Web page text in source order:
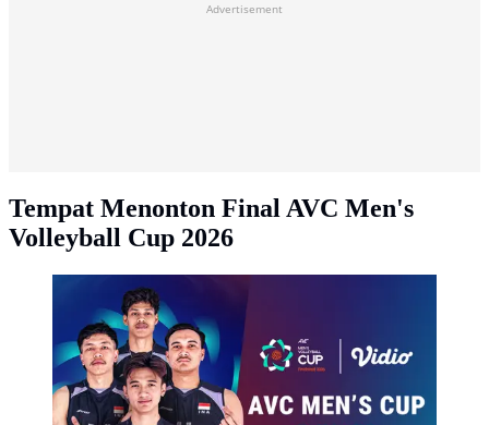
Advertisement
Tempat Menonton Final AVC Men's
Volleyball Cup 2026